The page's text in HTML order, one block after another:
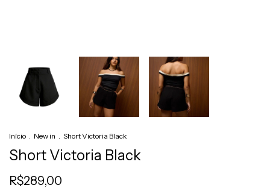
Início . New in . Short Victoria Black
Short Victoria Black
R$289,00